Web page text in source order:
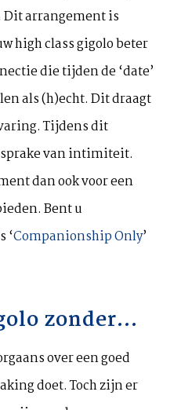
Dit arrangement is
high class gigolo beter
die tijden de ‘date’
als (h)echt. Dit draagt
Tijdens dit
van intimiteit.
dan ook voor een
Bent u
‘Companionship Only’
zonder…
over een goed
doet. Toch zijn er